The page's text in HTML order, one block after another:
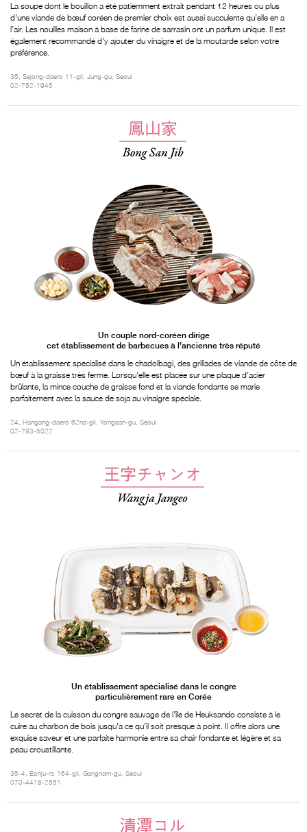
La soupe dont le bouillon a été patiemment extrait pendant 12 heures ou plus
d’une viande de bœuf coréen de premier choix est aussi succulente qu’elle en a
l’air. Les nouilles maison à base de farine de sarrasin ont un parfum unique. Il est
également recommandé d’y ajouter du vinaigre et de la moutarde selon votre
préférence.
35, Sejong-daero 11-gil, Jung-gu, Seoul
02-752-1945
Un couple nord-coréen dirige
cet établissement de barbecues à l’ancienne très réputé
Un établissement spécialisé dans le chadolbagi, des grillades de viande de côte de
bœuf à la graisse très ferme. Lorsqu’elle est placée sur une plaque d’acier
brûlante, la mince couche de graisse fond et la viande fondante se marie
parfaitement avec la sauce de soja au vinaigre spéciale.
24, Hangang-daero 62na-gil, Yongsan-gu, Seoul
02-793-5022
Un établissement spécialisé dans le congre
particulièrement rare en Corée
Le secret de la cuisson du congre sauvage de l’île de Heuksando consiste à le
cuire au charbon de bois jusqu’à ce qu’il soit presque à point. Il offre alors une
exquise saveur et une parfaite harmonie entre sa chair fondante et légère et sa
peau croustillante.
35-4, Eonju-ro 164-gil, Gangnam-gu, Seoul
070-4418-2551